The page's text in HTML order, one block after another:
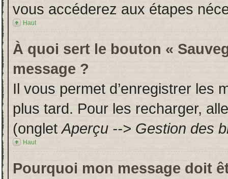
vous accéderez aux étapes
Haut
À quoi sert le bouton «
message ?
Il vous permet d’enregistrer les
plus tard. Pour les recharger,
(ongletAperçu --> Gestion des
Haut
Pourquoi mon message doit